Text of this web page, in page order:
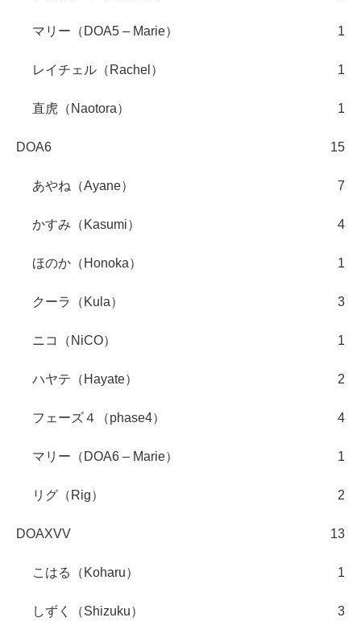
マリー（DOA5 – Marie） 1
レイチェル（Rachel） 1
直虎（Naotora） 1
DOA6 15
あやね（Ayane） 7
かすみ（Kasumi） 4
ほのか（Honoka） 1
クーラ（Kula） 3
ニコ（NiCO） 1
ハヤテ（Hayate） 2
フェーズ４（phase4） 4
マリー（DOA6 – Marie） 1
リグ（Rig） 2
DOAXVV 13
こはる（Koharu） 1
しずく（Shizuku） 3